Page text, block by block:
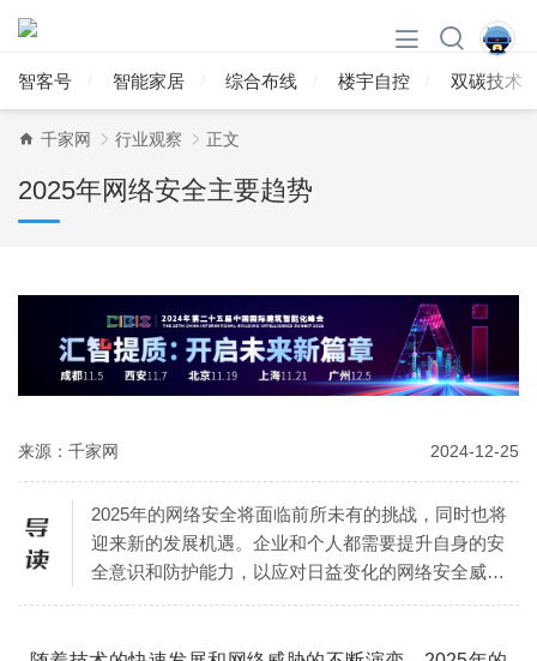
智客号 智能家居 综合布线 楼宇自控 双碳技术
千家网 行业观察 正文
2025年网络安全主要趋势
来源：千家网 2024-12-25
2025年的网络安全将面临前所未有的挑战，同时也将
迎来新的发展机遇。企业和个人都需要提升自身的安
全意识和防护能力，以应对日益变化的网络安全威
胁。通过提前布局和技术创新，我们可以构建更加安